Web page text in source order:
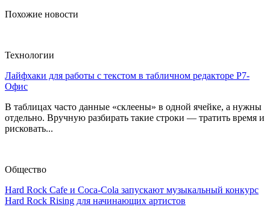
Похожие новости
Технологии
Лайфхаки для работы с текстом в табличном редакторе Р7-
Офис
В таблицах часто данные «склеены» в одной ячейке, а нужны
отдельно. Вручную разбирать такие строки — тратить время и
рисковать...
Общество
Hard Rock Cafe и Coca-Cola запускают музыкальный конкурс
Hard Rock Rising для начинающих артистов